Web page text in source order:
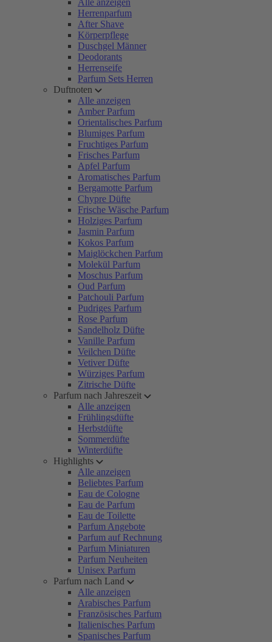
Alle anzeigen
Herrenparfum
After Shave
Körperpflege
Duschgel Männer
Deodorants
Herrenseife
Parfum Sets Herren
Duftnoten
Alle anzeigen
Amber Parfum
Orientalisches Parfum
Blumiges Parfum
Fruchtiges Parfum
Frisches Parfum
Apfel Parfum
Aromatisches Parfum
Bergamotte Parfum
Chypre Düfte
Frische Wäsche Parfum
Holziges Parfum
Jasmin Parfum
Kokos Parfum
Maiglöckchen Parfum
Molekül Parfum
Moschus Parfum
Oud Parfum
Patchouli Parfum
Pudriges Parfum
Rose Parfum
Sandelholz Düfte
Vanille Parfum
Veilchen Düfte
Vetiver Düfte
Würziges Parfum
Zitrische Düfte
Parfum nach Jahreszeit
Alle anzeigen
Frühlingsdüfte
Herbstdüfte
Sommerdüfte
Winterdüfte
Highlights
Alle anzeigen
Beliebtes Parfum
Eau de Cologne
Eau de Parfum
Eau de Toilette
Parfum Angebote
Parfum auf Rechnung
Parfum Miniaturen
Parfum Neuheiten
Unisex Parfum
Parfum nach Land
Alle anzeigen
Arabisches Parfum
Französisches Parfum
Italienisches Parfum
Spanisches Parfum